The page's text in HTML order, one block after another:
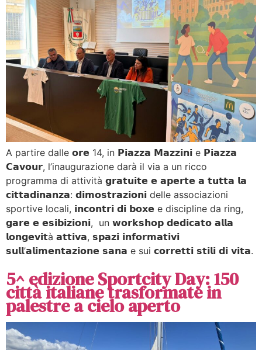
A partire dalle 𝗼𝗿𝗲 14, in 𝗣𝗶𝗮𝘇𝘇𝗮 𝗠𝗮𝘇𝘇𝗶𝗻𝗶 e 𝗣𝗶𝗮𝘇𝘇𝗮
𝗖𝗮𝘃𝗼𝘂𝗿, l’inaugurazione darà il via a un ricco
programma di attività 𝗴𝗿𝗮𝘁𝘂𝗶𝘁𝗲 𝗲 𝗮𝗽𝗲𝗿𝘁𝗲 𝗮 𝘁𝘂𝘁𝘁𝗮 𝗹𝗮
𝗰𝗶𝘁𝘁𝗮𝗱𝗶𝗻𝗮𝗻𝘇𝗮: 𝗱𝗶𝗺𝗼𝘀𝘁𝗿𝗮𝘇𝗶𝗼𝗻𝗶 delle associazioni
sportive locali, 𝗶𝗻𝗰𝗼𝗻𝘁𝗿𝗶 𝗱𝗶 𝗯𝗼𝘅𝗲 e discipline da ring,
𝗴𝗮𝗿𝗲 𝗲 𝗲𝘀𝗶𝗯𝗶𝘇𝗶𝗼𝗻𝗶, un 𝘄𝗼𝗿𝗸𝘀𝗵𝗼𝗽 𝗱𝗲𝗱𝗶𝗰𝗮𝘁𝗼 𝗮𝗹𝗹𝗮
𝗹𝗼𝗻𝗴𝗲𝘃𝗶𝘁à 𝗮𝘁𝘁𝗶𝘃𝗮, 𝘀𝗽𝗮𝘇𝗶 𝗶𝗻𝗳𝗼𝗿𝗺𝗮𝘁𝗶𝘃𝗶
𝘀𝘂𝗹𝗹’𝗮𝗹𝗶𝗺𝗲𝗻𝘁𝗮𝘇𝗶𝗼𝗻𝗲 𝘀𝗮𝗻𝗮 e sui 𝗰𝗼𝗿𝗿𝗲𝘁𝘁𝗶 𝘀𝘁𝗶𝗹𝗶 𝗱𝗶 𝘃𝗶𝘁𝗮.
5^ edizione Sportcity Day: 150
città italiane trasformate in
palestre a cielo aperto